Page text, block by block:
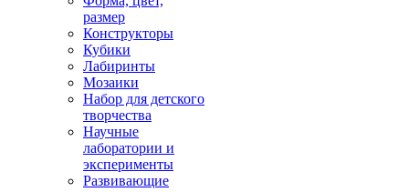
размер
Конструкторы
Кубики
Лабиринты
Мозаики
Набор для детского
творчества
Научные
лаборатории и
эксперименты
Развивающие